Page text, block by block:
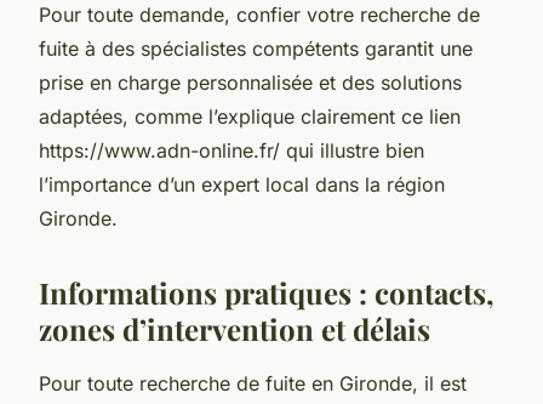
Pour toute demande, confier votre recherche de
fuite à des spécialistes compétents garantit une
prise en charge personnalisée et des solutions
adaptées, comme l’explique clairement ce lien
https://www.adn-online.fr/ qui illustre bien
l’importance d’un expert local dans la région
Gironde.
Informations pratiques : contacts,
zones d’intervention et délais
Pour toute recherche de fuite en Gironde, il est